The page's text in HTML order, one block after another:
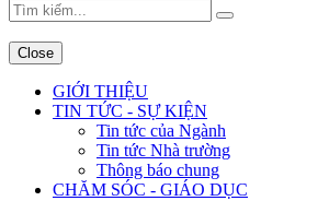
Close
GIỚI THIỆU
TIN TỨC - SỰ KIỆN
Tin tức của Ngành
Tin tức Nhà trường
Thông báo chung
CHĂM SÓC - GIÁO DỤC